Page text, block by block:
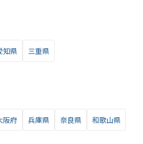
知県 三重県
阪府 兵庫県 奈良県 和歌山県